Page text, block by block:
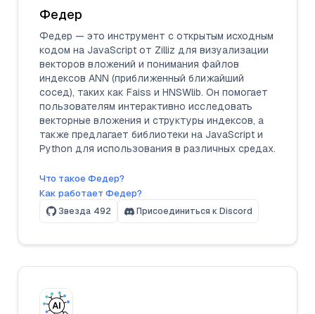
Федер
Федер — это инструмент с открытым исходным
кодом на JavaScript от Zilliz для визуализации
векторов вложений и понимания файлов
индексов ANN (приближенный ближайший
сосед), таких как Faiss и HNSWlib. Он помогает
пользователям интерактивно исследовать
векторные вложения и структуры индексов, а
также предлагает библиотеки на JavaScript и
Python для использования в различных средах.
Что такое Федер?
Как работает Федер?
Звезда 492 Присоединиться к Discord